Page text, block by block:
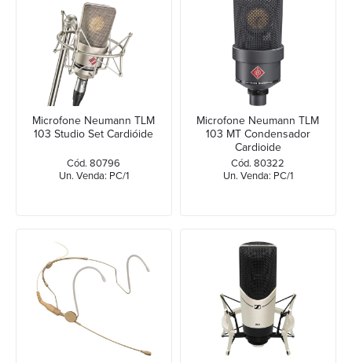
Microfone Neumann TLM
103 Studio Set Cardióide
Cód. 80796
Un. Venda: PC/1
Microfone Neumann TLM
103 MT Condensador
Cardioide
Cód. 80322
Un. Venda: PC/1